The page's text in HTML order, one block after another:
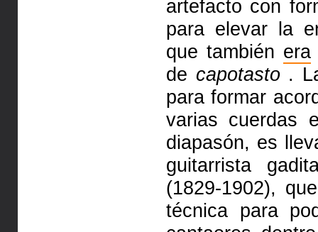
artefacto con
para elevar la
que también era
de capotasto.
para formar
varias cuerdas
diapasón, es
guitarrista
(1829-1902),
técnica para